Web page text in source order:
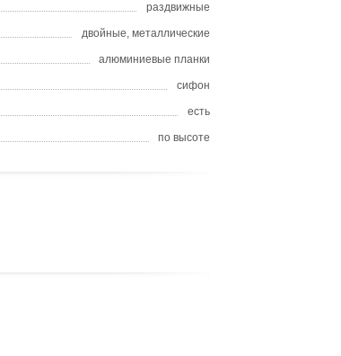
раздвижные
двойные, металлические
алюминиевые планки
сифон
есть
по высоте